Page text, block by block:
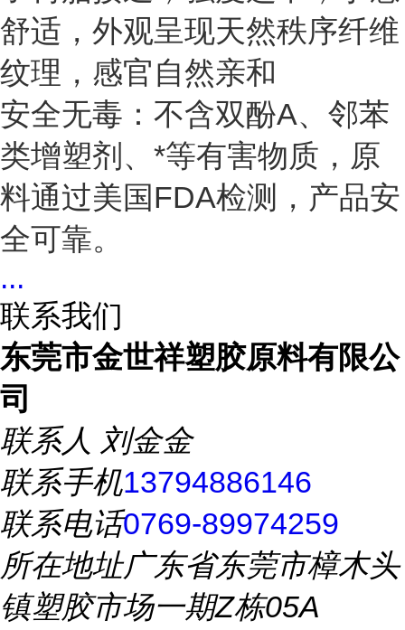
舒适，外观呈现天然秩序纤维
纹理，感官自然亲和
安全无毒：不含双酚A、邻苯
类增塑剂、*等有害物质，原
料通过美国FDA检测，产品安
全可靠。
...
联系我们
东莞市金世祥塑胶原料有限公
司
联系人 刘金金
联系手机13794886146
联系电话0769-89974259
所在地址广东省东莞市樟木头
镇塑胶市场一期Z栋05A